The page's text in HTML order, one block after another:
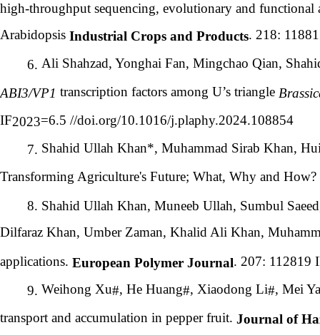
high-throughput sequencing, evolutionary and functional
Arabidopsis Industrial Crops and Products. 218:
6. Ali Shahzad, Yonghai Fan, Mingchao Qian,
ABI3/VP1 transcription factors among U’s triangle
IF2023=6.5 //doi.org/10.1016/j.plaphy.2024.108854
7. Shahid Ullah Khan*, Muhammad Sirab Khan,
Transforming Agriculture's Future; What, Why and How?
8. Shahid Ullah Khan, Muneeb Ullah, Sumbul
Dilfaraz Khan, Umber Zaman, Khalid Ali Khan,
applications. European Polymer Journal. 207: 112819
9. Weihong Xu#, He Huang#, Xiaodong Li#, Mei
transport and accumulation in pepper fruit. Journal of